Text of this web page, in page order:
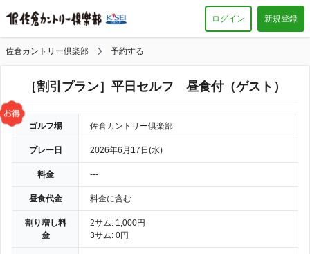
ログイン 新規登録
佐倉カントリー倶楽部 予約する
［割引プラン］平日セルフ 昼食付（ゲスト）
ゴルフ場 佐倉カントリー倶楽部
プレー日 2026年6月17日(水)
料金 ---
昼食代金 料金に含む
割り増し料
金
2サム: 1,000円
3サム: 0円